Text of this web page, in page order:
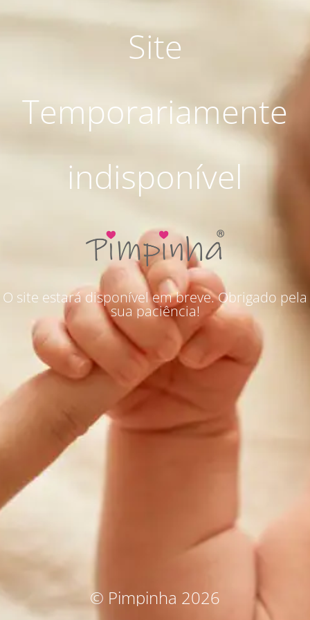
Site
Temporariamente
indisponível
O site estará disponível em breve. Obrigado pela
sua paciência!
© Pimpinha 2026